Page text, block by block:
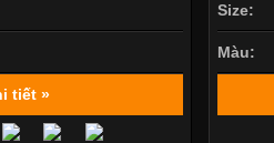
tiết »
Size:
Màu: